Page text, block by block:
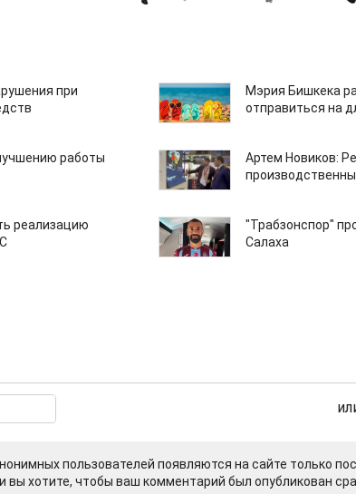
при
Мэрия Бишкека
отправиться на
работы
Артем Новиков:
реализацию
"Трабзонспор"
Салаха
пользователей появляются на сайте только
вы хотите, чтобы ваш комментарий был опубликован